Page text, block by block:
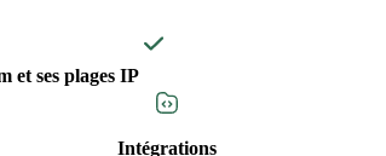
et ses plages IP
Intégrations